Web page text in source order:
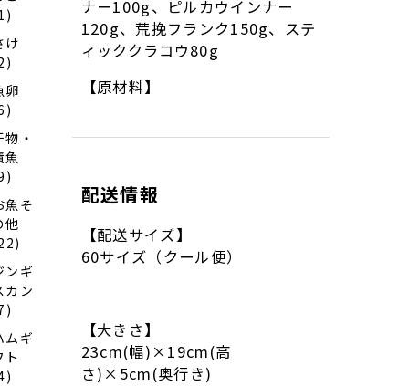
け
卵
物・
魚
魚そ
他
ンギ
カン
ムギ
ト
ナー100g、ピルカウインナー
120g、荒挽フランク150g、ステ
ィッククラコウ80g
【原材料】
配送情報
【配送サイズ】
60サイズ（クール便）
【大きさ】
23cm(幅)×19cm(高
さ)×5cm(奥行き)